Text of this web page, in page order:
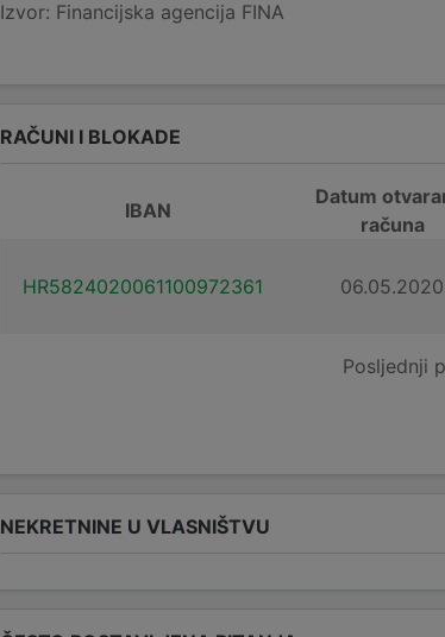
Izvor: Financijska agencija FINA
RAČUNI I BLOKADE
IBAN
Datum
računa
HR5824020061100972361
Posljednji
NEKRETNINE U VLASNIŠTVU